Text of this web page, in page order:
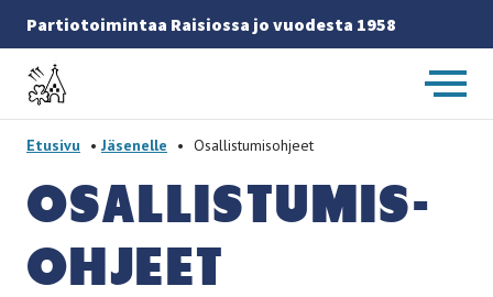
Partiotoimintaa Raisiossa jo vuodesta 1958
Etusivulle
-
Etusivu • Jäsenelle • Osallistumisohjeet
OSAL­LIS­TU­MIS­
OH­JEET